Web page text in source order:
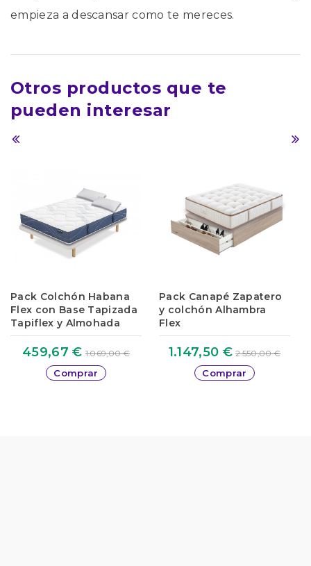
empieza a descansar como te mereces.
Otros productos que te
pueden interesar
Pack Colchón Habana
Flex con Base Tapizada
Tapiflex y Almohada
459,67 € 1.069,00 €
Comprar
Pack Canapé Zapatero
y colchón Alhambra
Flex
1.147,50 € 2.550,00 €
Comprar